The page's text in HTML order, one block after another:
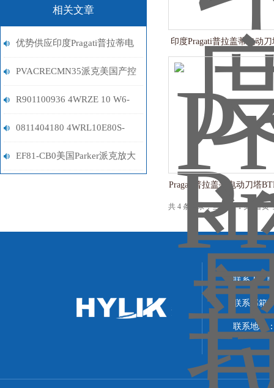
相关文章
优势供应印度Pragati普拉蒂电
动刀塔BTP80原装现货
PVACRECMN35派克美国产控
制阀原装现货别错过
R901100936 4WRZE 10 W6-
85-7/6EG24ETK31/F1D3M力
士乐4WRZE比例阀货期22周
0811404180 4WRL10E80S-
3X/G24Z4/M力士乐先导式比
EF81-CB0美国Parker派克放大
印度Pragati普拉盖蒂电动
货
Pragati普拉盖蒂电动刀塔
共 4 条记录，当前 1 / 1 页 首
联系人：
联系邮箱
联系地址